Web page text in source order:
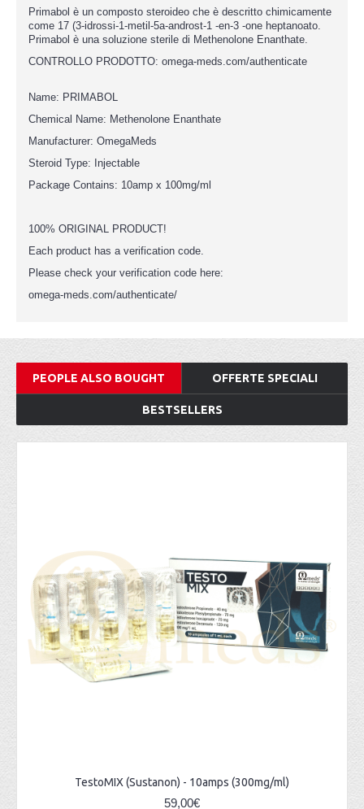
Primabol è un composto steroideo che è descritto chimicamente
come 17 (3-idrossi-1-metil-5a-androst-1 -en-3 -one heptanoato.
Primabol è una soluzione sterile di Methenolone Enanthate.
CONTROLLO PRODOTTO: omega-meds.com/authenticate
Name: PRIMABOL
Chemical Name: Methenolone Enanthate
Manufacturer: OmegaMeds
Steroid Type: Injectable
Package Contains: 10amp x 100mg/ml
100% ORIGINAL PRODUCT!
Each product has a verification code.
Please check your verification code here:
omega-meds.com/authenticate/
PEOPLE ALSO BOUGHT OFFERTE SPECIALI
BESTSELLERS
TestoMIX (Sustanon) - 10amps (300mg/ml)
59,00€